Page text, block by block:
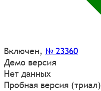
Включен, № 23360
Демо версия
Нет данных
Пробная версия (триал)